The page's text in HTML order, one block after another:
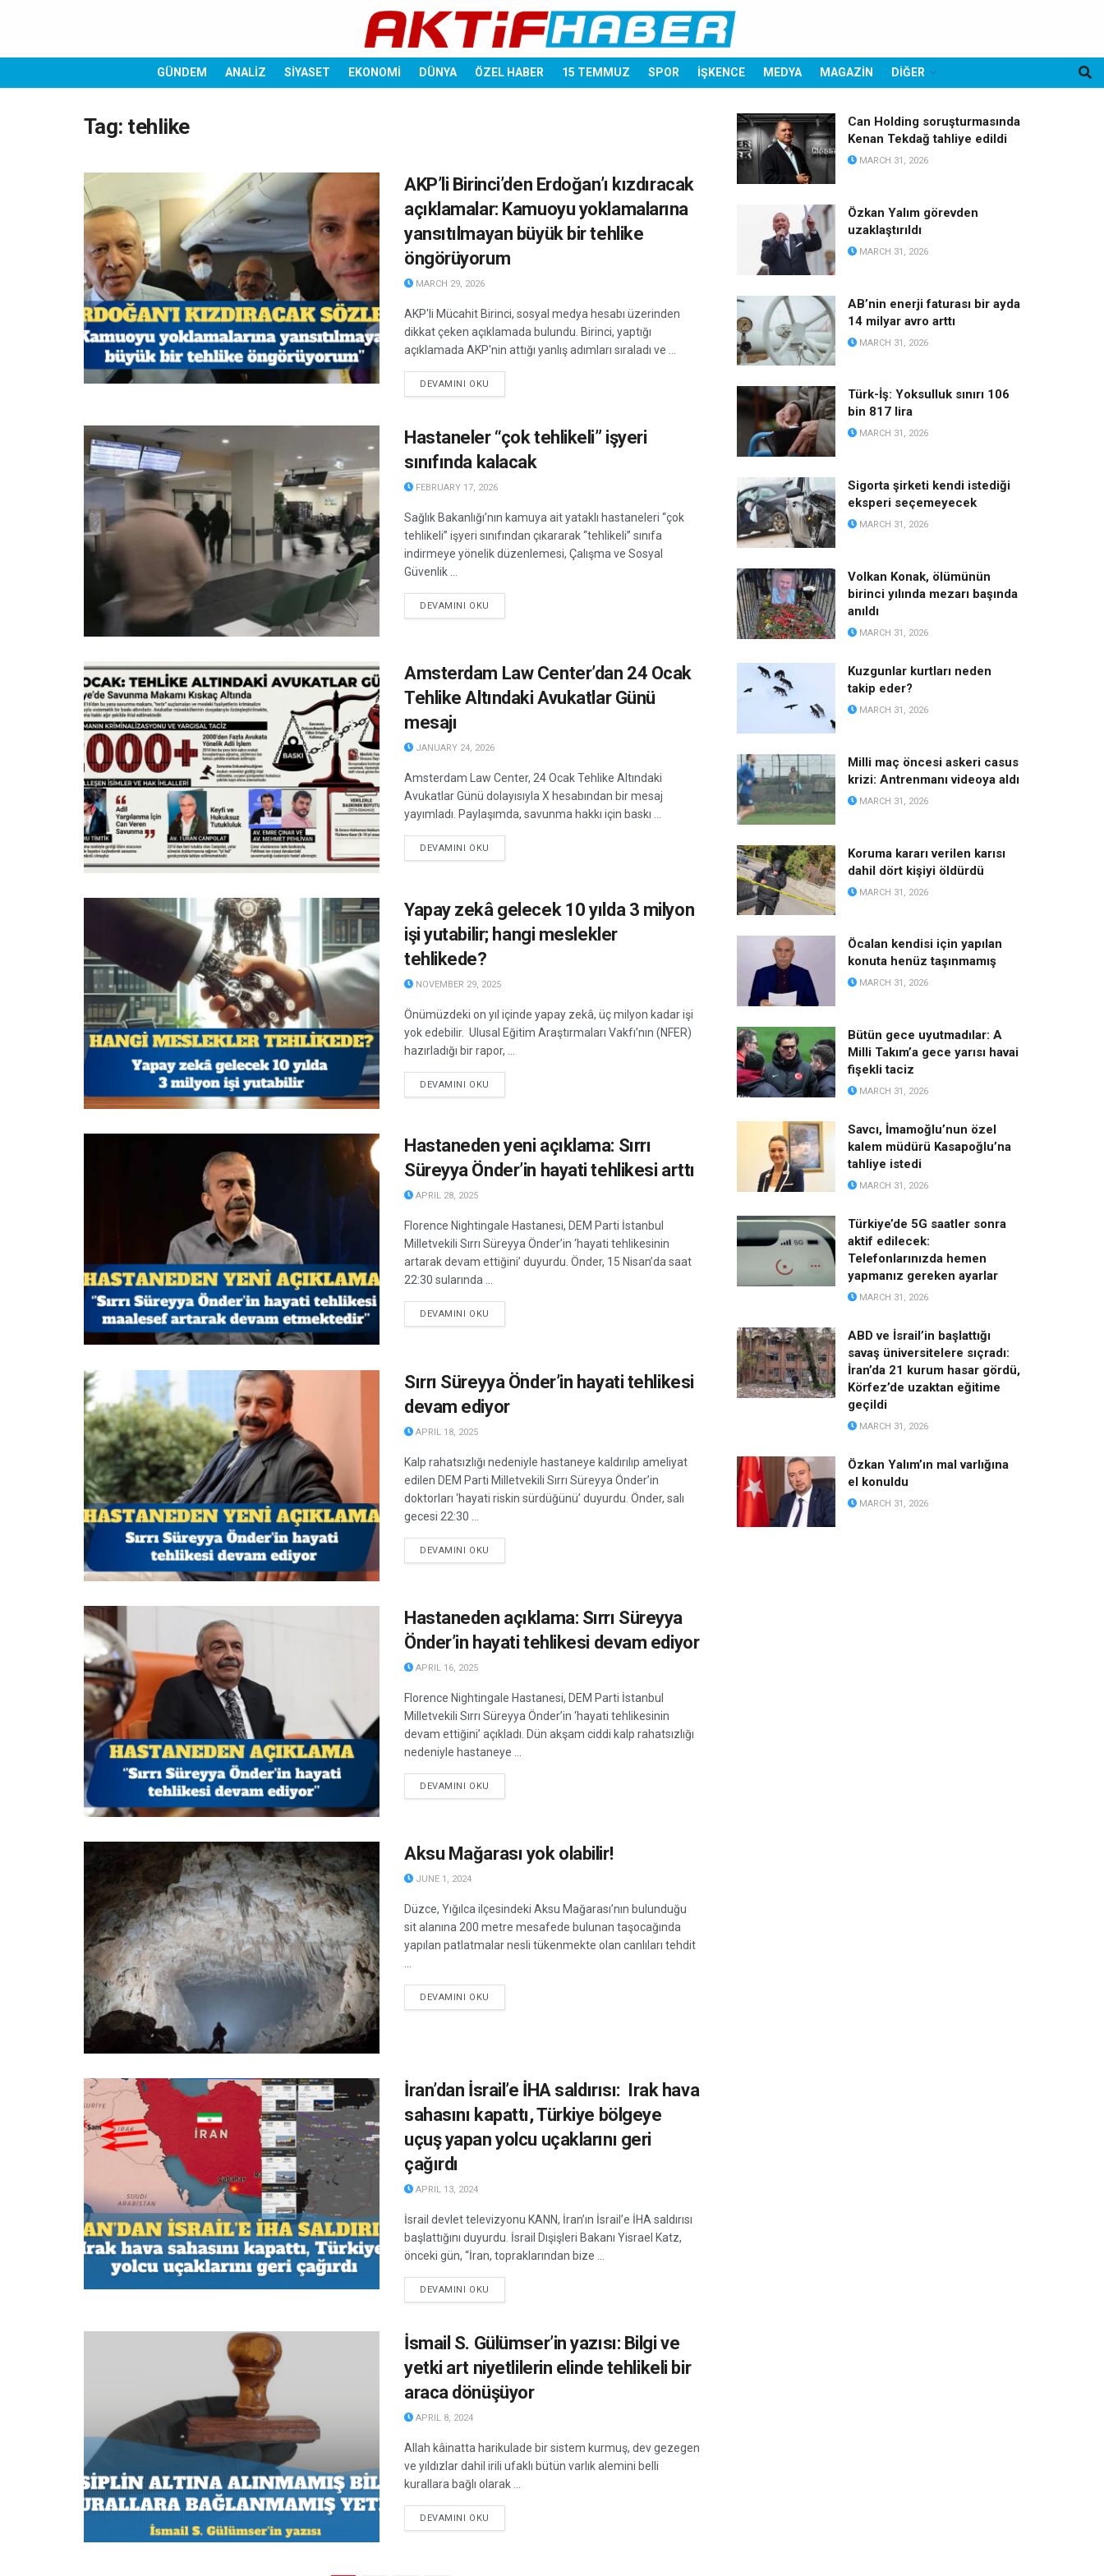
GÜNDEM ANALİZ SİYASET EKONOMİ DÜNYA ÖZEL HABER 15 TEMMUZ SPOR İŞKENCE MEDYA MAGAZİN DİĞER
Tag: tehlike
AKP’li Birinci’den Erdoğan’ı kızdıracak
açıklamalar: Kamuoyu yoklamalarına
yansıtılmayan büyük bir tehlike
öngörüyorum
MARCH 29, 2026
AKP'li Mücahit Birinci, sosyal medya hesabı üzerinden
dikkat çeken açıklamada bulundu. Birinci, yaptığı
açıklamada AKP'nin attığı yanlış adımları sıraladı ve ...
DEVAMINI OKU
Hastaneler “çok tehlikeli” işyeri
sınıfında kalacak
FEBRUARY 17, 2026
Sağlık Bakanlığı’nın kamuya ait yataklı hastaneleri “çok
tehlikeli” işyeri sınıfından çıkararak “tehlikeli” sınıfa
indirmeye yönelik düzenlemesi, Çalışma ve Sosyal
Güvenlik ...
DEVAMINI OKU
Amsterdam Law Center’dan 24 Ocak
Tehlike Altındaki Avukatlar Günü
mesajı
JANUARY 24, 2026
Amsterdam Law Center, 24 Ocak Tehlike Altındaki
Avukatlar Günü dolayısıyla X hesabından bir mesaj
yayımladı. Paylaşımda, savunma hakkı için baskı ...
DEVAMINI OKU
Yapay zekâ gelecek 10 yılda 3 milyon
işi yutabilir; hangi meslekler
tehlikede?
NOVEMBER 29, 2025
Önümüzdeki on yıl içinde yapay zekâ, üç milyon kadar işi
yok edebilir. Ulusal Eğitim Araştırmaları Vakfı’nın (NFER)
hazırladığı bir rapor, ...
DEVAMINI OKU
Hastaneden yeni açıklama: Sırrı
Süreyya Önder’in hayati tehlikesi arttı
APRIL 28, 2025
Florence Nightingale Hastanesi, DEM Parti İstanbul
Milletvekili Sırrı Süreyya Önder’in ‘hayati tehlikesinin
artarak devam ettiğini’ duyurdu. Önder, 15 Nisan’da saat
22:30 sularında ...
DEVAMINI OKU
Sırrı Süreyya Önder’in hayati tehlikesi
devam ediyor
APRIL 18, 2025
Kalp rahatsızlığı nedeniyle hastaneye kaldırılıp ameliyat
edilen DEM Parti Milletvekili Sırrı Süreyya Önder’in
doktorları ‘hayati riskin sürdüğünü’ duyurdu. Önder, salı
gecesi 22:30 ...
DEVAMINI OKU
Hastaneden açıklama: Sırrı Süreyya
Önder’in hayati tehlikesi devam ediyor
APRIL 16, 2025
Florence Nightingale Hastanesi, DEM Parti İstanbul
Milletvekili Sırrı Süreyya Önder’in ‘hayati tehlikesinin
devam ettiğini’ açıkladı. Dün akşam ciddi kalp rahatsızlığı
nedeniyle hastaneye ...
DEVAMINI OKU
Aksu Mağarası yok olabilir!
JUNE 1, 2024
Düzce, Yığılca ilçesindeki Aksu Mağarası’nın bulunduğu
sit alanına 200 metre mesafede bulunan taşocağında
yapılan patlatmalar nesli tükenmekte olan canlıları tehdit
...
DEVAMINI OKU
İran’dan İsrail’e İHA saldırısı: Irak hava
sahasını kapattı, Türkiye bölgeye
uçuş yapan yolcu uçaklarını geri
çağırdı
APRIL 13, 2024
İsrail devlet televizyonu KANN, İran’ın İsrail’e İHA saldırısı
başlattığını duyurdu. İsrail Dışişleri Bakanı Yisrael Katz,
önceki gün, “İran, topraklarından bize ...
DEVAMINI OKU
İsmail S. Gülümser’in yazısı: Bilgi ve
yetki art niyetlilerin elinde tehlikeli bir
araca dönüşüyor
APRIL 8, 2024
Allah kâinatta harikulade bir sistem kurmuş, dev gezegen
ve yıldızlar dahil irili ufaklı bütün varlık alemini belli
kurallara bağlı olarak ...
DEVAMINI OKU
Can Holding soruşturmasında
Kenan Tekdağ tahliye edildi
MARCH 31, 2026
Özkan Yalım görevden
uzaklaştırıldı
MARCH 31, 2026
AB’nin enerji faturası bir ayda
14 milyar avro arttı
MARCH 31, 2026
Türk-İş: Yoksulluk sınırı 106
bin 817 lira
MARCH 31, 2026
Sigorta şirketi kendi istediği
eksperi seçemeyecek
MARCH 31, 2026
Volkan Konak, ölümünün
birinci yılında mezarı başında
anıldı
MARCH 31, 2026
Kuzgunlar kurtları neden
takip eder?
MARCH 31, 2026
Milli maç öncesi askeri casus
krizi: Antrenmanı videoya aldı
MARCH 31, 2026
Koruma kararı verilen karısı
dahil dört kişiyi öldürdü
MARCH 31, 2026
Öcalan kendisi için yapılan
konuta henüz taşınmamış
MARCH 31, 2026
Bütün gece uyutmadılar: A
Milli Takım’a gece yarısı havai
fişekli taciz
MARCH 31, 2026
Savcı, İmamoğlu’nun özel
kalem müdürü Kasapoğlu’na
tahliye istedi
MARCH 31, 2026
Türkiye’de 5G saatler sonra
aktif edilecek:
Telefonlarınızda hemen
yapmanız gereken ayarlar
MARCH 31, 2026
ABD ve İsrail’in başlattığı
savaş üniversitelere sıçradı:
İran’da 21 kurum hasar gördü,
Körfez’de uzaktan eğitime
geçildi
MARCH 31, 2026
Özkan Yalım’ın mal varlığına
el konuldu
MARCH 31, 2026